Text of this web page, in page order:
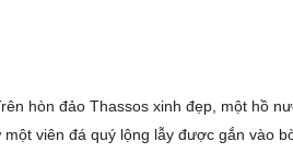
hòn đảo Thassos xinh đẹp, một hồ
viên đá quý lộng lẫy được gắn vào